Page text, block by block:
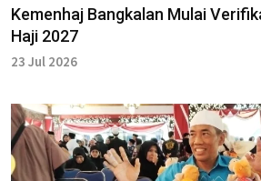
Kemenhaj Bangkalan Mulai
Haji 2027
23 Jul 2026